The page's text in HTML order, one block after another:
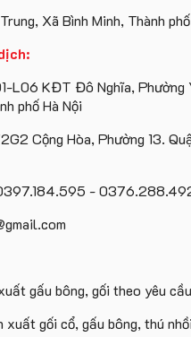
Lữ
Trung
lớn
theo
cầu
logo
Xã Bình Minh, Thành
L06 KĐT Đô Nghĩa, Phường
phố Hà Nội
Cộng Hòa, Phường 13.
-
xuất gối cổ, gấu bông, thú